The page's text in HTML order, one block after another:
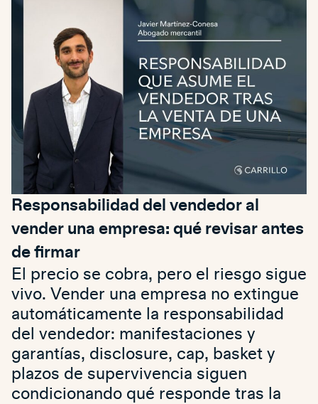
Responsabilidad del vendedor al
vender una empresa: qué revisar antes
de firmar
El precio se cobra, pero el riesgo sigue
vivo. Vender una empresa no extingue
automáticamente la responsabilidad
del vendedor: manifestaciones y
garantías, disclosure, cap, basket y
plazos de supervivencia siguen
condicionando qué responde tras la